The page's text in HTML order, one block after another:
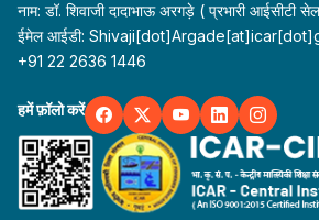
नाम: डॉ. शिवाजी दादाभाऊ अरगड़े ( प्रभारी आईसीटी
ईमेल आईडी:
+91 22 2636 1446
हमें फ़ॉलो करें